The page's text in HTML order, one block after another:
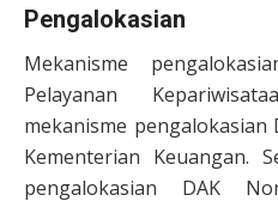
Pengalokasian
Mekanisme
Pelayanan
mekanisme
Kementerian Keuangan.
pengalokasian DAK